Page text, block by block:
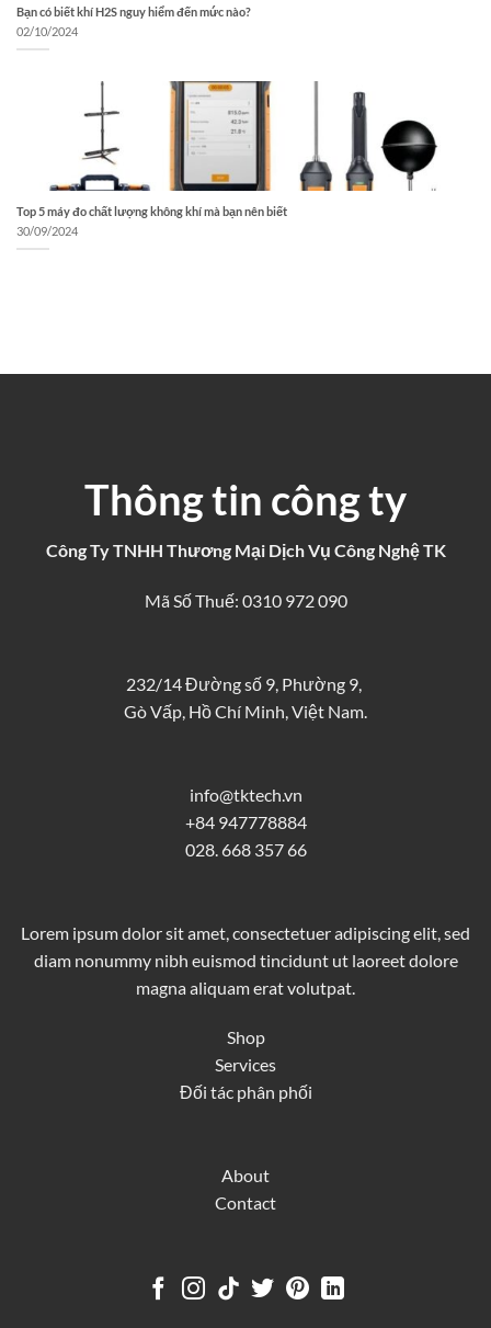
Bạn có biết khí H2S nguy hiểm đến mức nào?
02/10/2024
Top 5 máy đo chất lượng không khí mà bạn nên biết
30/09/2024
Thông tin công ty
Công Ty TNHH Thương Mại Dịch Vụ Công Nghệ TK
Mã Số Thuế: 0310 972 090
232/14 Đường số 9, Phường 9,
Gò Vấp, Hồ Chí Minh, Việt Nam.
info@tktech.vn
+84 947778884
028. 668 357 66
Lorem ipsum dolor sit amet, consectetuer adipiscing elit, sed
diam nonummy nibh euismod tincidunt ut laoreet dolore
magna aliquam erat volutpat.
Shop
Services
Đối tác phân phối
About
Contact